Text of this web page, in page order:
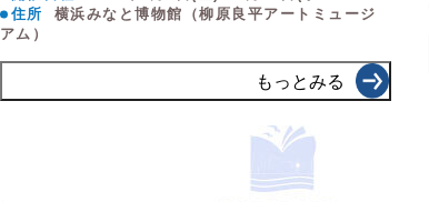
住所
横浜みなと博物館（柳原良平アートミュージ
アム）
もっとみる